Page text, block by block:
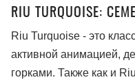
RIU TURQUOISE:
Riu Turquoise - это
активной анимацией,
горками. Также как и